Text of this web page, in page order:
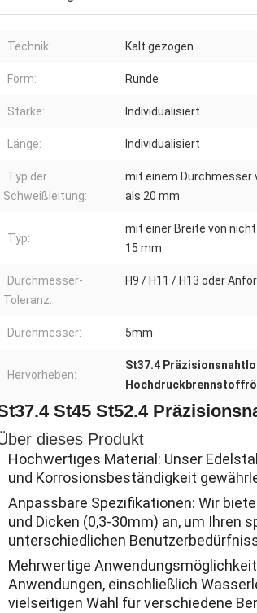
Technik: Kalt gezogen
Form: Runde
Stärke: Individualisiert
Länge: Individualisiert
Typ der
Schweißleitung:
mit einem Durchmesser
als 20 mm
Typ:
mit einer Breite von
15 mm
Durchmesser-
Toleranz:
H9 / H11 / H13 oder
Durchmesser: 5mm
Hervorheben:
St37.4
St45 St52.4
dieses Produkt
Hochwertiges Material: Unser
und Korrosionsbeständigkeit
Anpassbare Spezifikationen: Wir
und Dicken (0,3-30mm) an, um Ihren
unterschiedlichen
Mehrwertige
Anwendungen, einschließlich
vielseitigen Wahl für verschiedene